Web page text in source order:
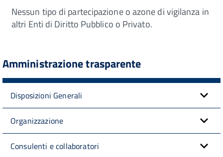
Nessun tipo di partecipazione o azone di vigilanza in
altri Enti di Diritto Pubblico o Privato.
Amministrazione trasparente
Disposizioni Generali
Organizzazione
Consulenti e collaboratori